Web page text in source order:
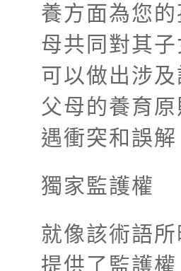
養方面為您
母共同對其
可以做出涉
父母的養育
遇衝突和誤
獨家監護權
就像該術語
提供了監護